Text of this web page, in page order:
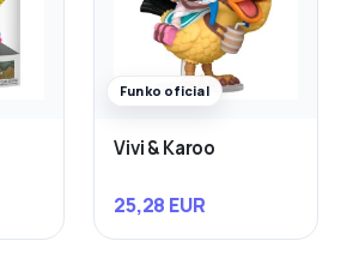
Funko oficial
Vivi & Karoo
25,28 EUR